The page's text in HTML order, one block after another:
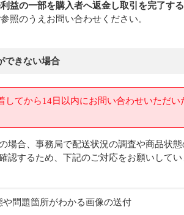
益の一部を購入者へ返金し取引を完了する
照のうえお問い合わせください。
できない場合
してから14日以内にお問い合わせいただ
場合、事務局で配送状況の調査や商品状
認するため、下記のご対応をお願いして
や問題箇所がわかる画像の送付